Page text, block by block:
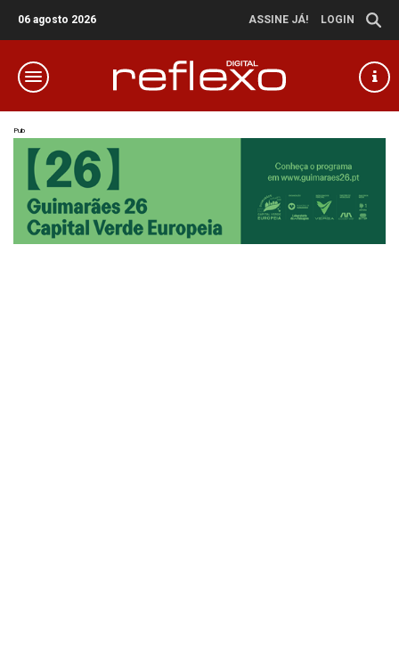
06 agosto 2026 ASSINE JÁ! LOGIN
Pub